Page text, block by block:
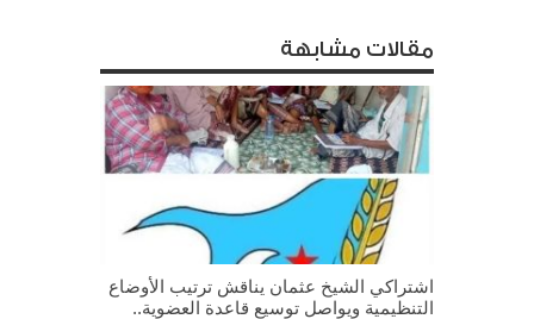
مقالات مشابهة
اشتراكي الشيخ عثمان يناقش ترتيب الأوضاع
التنظيمية ويواصل توسيع قاعدة العضوية..